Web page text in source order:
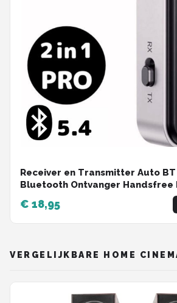
Receiver en Transmitter Auto BT
Bluetooth Ontvanger Handsfree
Bluetooth Audio Receiver - 2025
€ 18,95
VERGELIJKBARE HOME